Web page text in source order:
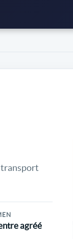
transport
agréé